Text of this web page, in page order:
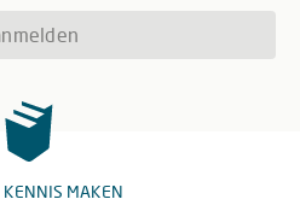
KENNIS MAKEN